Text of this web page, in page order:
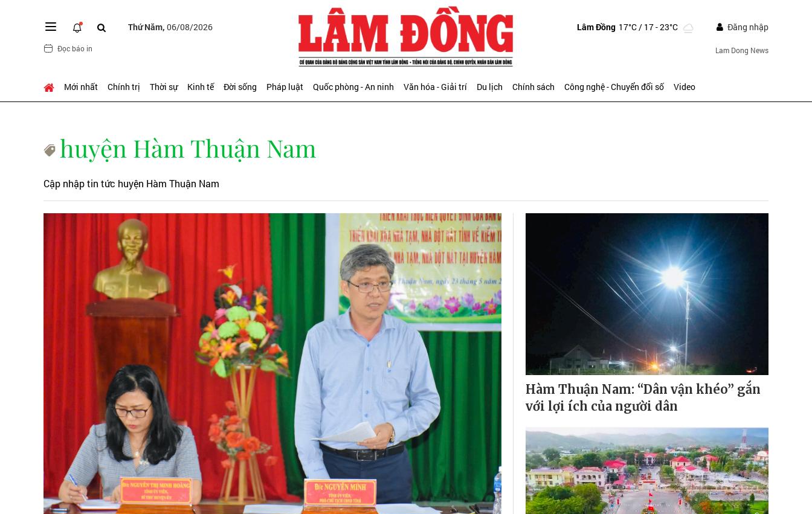
Thứ Năm, 06/08/2026
Đọc báo in
Lâm Đồng 17°C/ 17 - 23°C Đăng nhập
Lam Dong News
Mới nhất Chính trị Thời sự Kinh tế Đời sống Pháp luật Quốc phòng - An ninh Văn hóa - Giải trí Du lịch Chính sách Công nghệ - Chuyển đổi số Video
huyện Hàm Thuận Nam
Cập nhập tin tức huyện Hàm Thuận Nam
Hàm Thuận Nam: “Dân vận khéo” gắn
với lợi ích của người dân